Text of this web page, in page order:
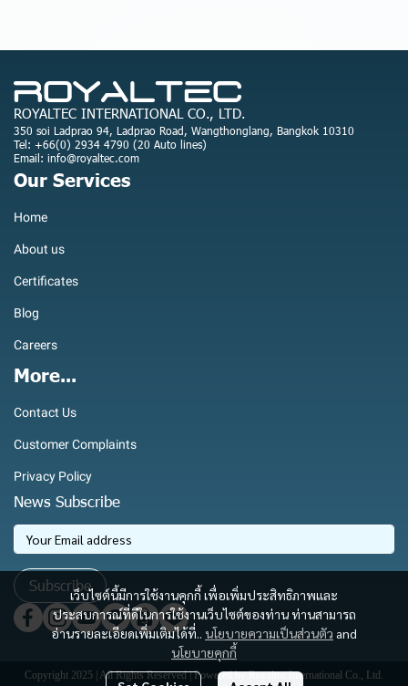
เว็บไซต์นี้มีการใช้งานคุกกี้ เพื่อเพิ่มประสิทธิภาพและ
ประสบการณ์ที่ดีในการใช้งานเว็บไซต์ของท่าน ท่านสามารถ
อ่านรายละเอียดเพิ่มเติมได้ที่.. นโยบายความเป็นส่วนตัว and
นโยบายคุกกี้
ROYALTEC INTERNATIONAL CO., LTD.
350 soi Ladprao 94, Ladprao Road, Wangthonglang, Bangkok 10310
Tel: +66(0) 2934 4790 (20 Auto lines)
Email: info@royaltec.com
Our Services
Home
About us
Certificates
Blog
Careers
More...
Contact Us
Customer Complaints
Privacy Policy
News Subscribe
Subscribe
Copyright 2025 | All Rights Reserved | Powered by Royaltec International Co., Ltd.